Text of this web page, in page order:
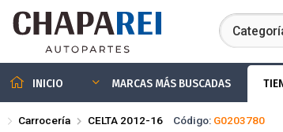
INICIO MARCAS MÁS BUSCADAS
Carrocería CELTA 2012-16 Código: G0203780